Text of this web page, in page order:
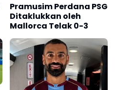
Pramusim Perdana PSG
Ditaklukkan oleh
Mallorca Telak 0-3